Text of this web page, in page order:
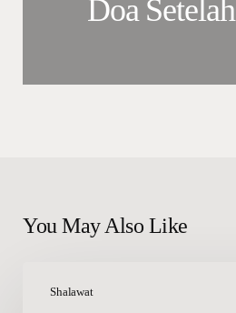
Doa
You May Also Like
Shalawat
Syifa